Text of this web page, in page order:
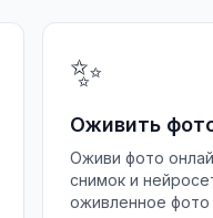
✨
Оживить
Оживи фото
снимок и
оживленное фото